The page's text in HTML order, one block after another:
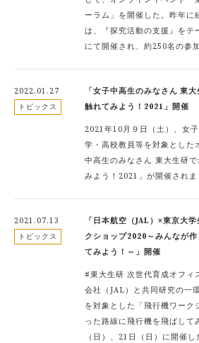
ーラム」を開催した。昨年に
は、『探究活動の支援』をテ
にて開催され、約250名の参
2022.01.27
トピックス
「女子中高生のみなさん 東
触れてみよう！2021」開催
2021年10月９日（土）、女
学・高校教員等を対象とした
中高生のみなさん 東大生研
みよう！2021」が開催されま
2021.07.13
トピックス
「日本航空（JAL）×東京大
クショップ2020～みんなが
てみよう！～」開催
#東大生研 次世代育成オフィ
会社（JAL）と共同研究の一
を対象とした「飛行機ワー
った路線に飛行機を飛ばして
（日）、21日（日）に開催し